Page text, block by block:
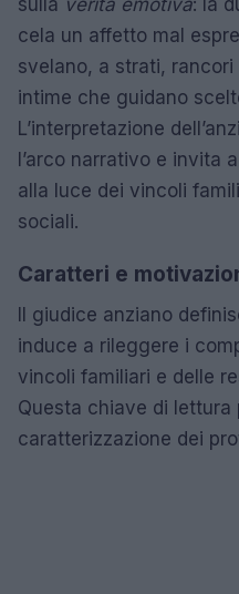
cela un affetto mal
svelano, a strati,
intime che guidano
L’interpretazione
l’arco narrativo e invita
alla luce dei vincoli
sociali.
Caratteri e
Il giudice anziano
induce a rileggere i
vincoli familiari e delle
Questa chiave di lettura
caratterizzazione dei